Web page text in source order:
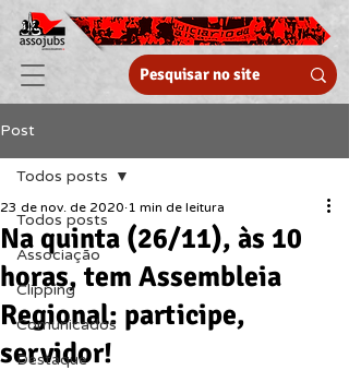
Post
Todos posts
Associação
Clipping
Comunicados
Destaque
Todos posts
Na quinta (26/11), às 10
horas, tem Assembleia
Regional: participe,
servidor!
23 de nov. de 2020 1 min de leitura